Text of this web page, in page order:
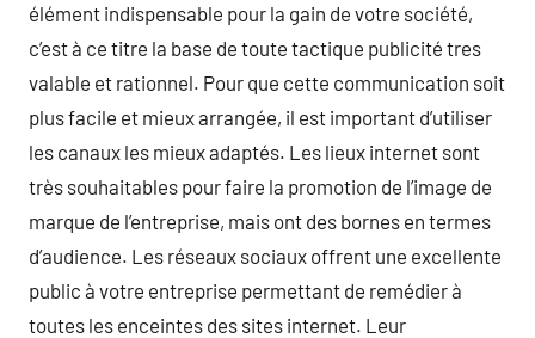
élément indispensable pour la gain de votre société,
c’est à ce titre la base de toute tactique publicité tres
valable et rationnel. Pour que cette communication soit
plus facile et mieux arrangée, il est important d’utiliser
les canaux les mieux adaptés. Les lieux internet sont
très souhaitables pour faire la promotion de l’image de
marque de l’entreprise, mais ont des bornes en termes
d’audience. Les réseaux sociaux offrent une excellente
public à votre entreprise permettant de remédier à
toutes les enceintes des sites internet. Leur